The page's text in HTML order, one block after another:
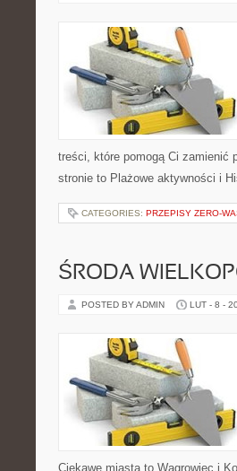
treści, które pomogą Ci zamienić
stronie to Plażowe aktywności i
CATEGORIES: PRZEPISY ZERO-
ŚRODA
POSTED BY ADMIN LUT - 8 -
Ciekawe miasta to Wągrowiec i